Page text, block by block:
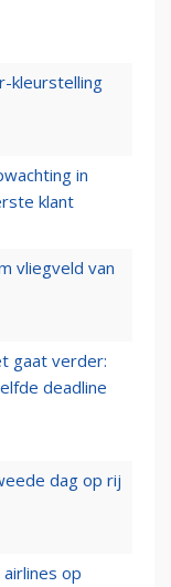
kleurstelling
in
klant
vliegveld van
gaat verder:
deadline
dag op rij
op